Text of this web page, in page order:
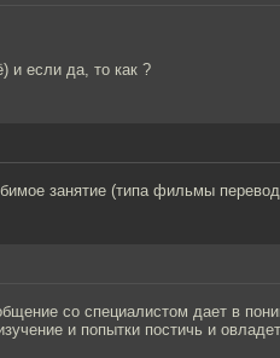
и если да, то как ?
занятие (типа фильмы
со специалистом дает в
и попытки постичь и